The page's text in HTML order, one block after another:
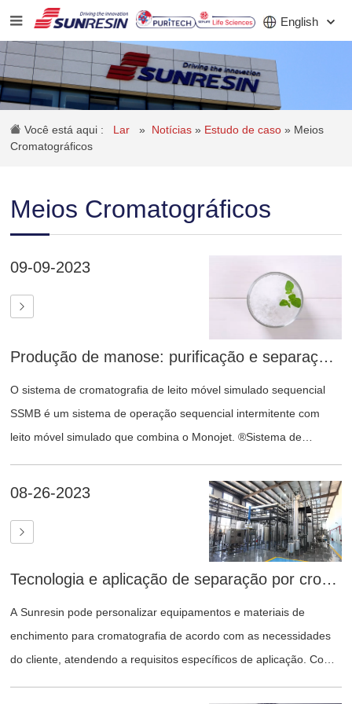
English
EMPRESA
INVESTIDORES
CONTATO
Você está aqui : Lar » Notícias» Estudo de caso» Meios
Cromatográficos
Meios Cromatográficos
09-09-2023
Produção de manose: purificação e separação cromatográfica
O sistema de cromatografia de leito móvel simulado sequencial
SSMB é um sistema de operação sequencial intermitente com
leito móvel simulado que combina o Monojet. ®Sistema de
Através da combinação engenhosa de equipamentos e
programas de controle, simula o movimento da camada de
enchimento, adota diferentes modos de operação de alimentação
e descarga intermitentes com diferentes sequências e programas,
e adiciona portas de separação que podem ser usadas para a
08-26-2023
Tecnologia e aplicação de separação por cromatografia de eficiência com resina solar
A Sunresin pode personalizar equipamentos e materiais de
enchimento para cromatografia de acordo com as necessidades
do cliente, atendendo a requisitos específicos de aplicação. Com